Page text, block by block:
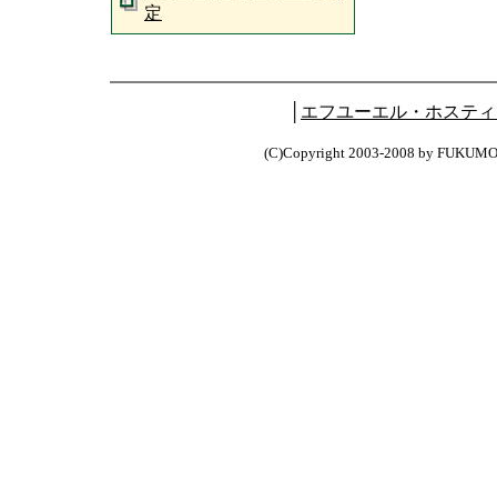
定
エフユーエル・ホステ
(C)Copyright 2003-2008 by